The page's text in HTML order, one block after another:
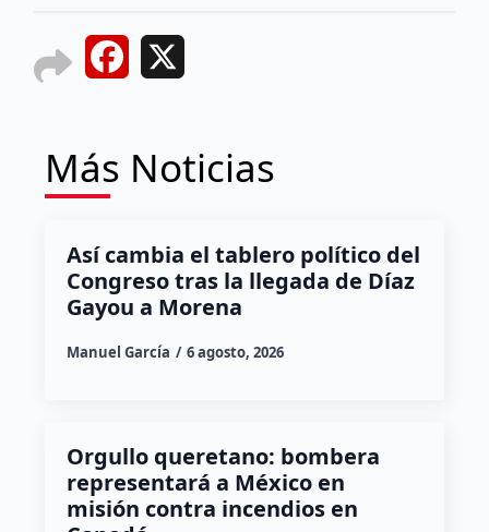
Facebook
Más Noticias
Así cambia el tablero político del
Congreso tras la llegada de Díaz
Gayou a Morena
Manuel García 6 agosto, 2026
Orgullo queretano: bombera
representará a México en
misión contra incendios en